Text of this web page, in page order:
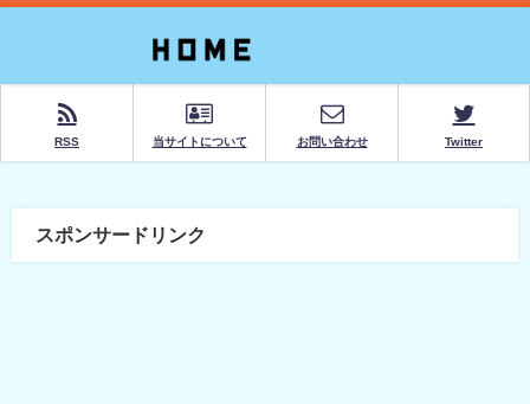
RSS 当サイトについて お問い合わせ Twitter
スポンサードリンク